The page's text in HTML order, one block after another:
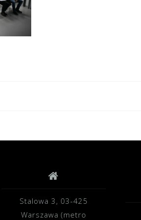
Stalowa 3, 03-425
Warszawa (metro